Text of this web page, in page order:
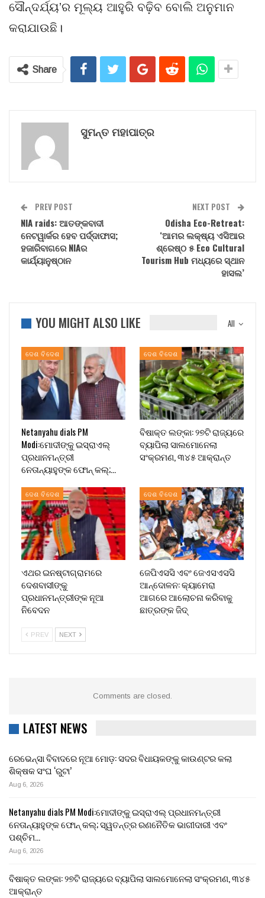
ସୌନ୍ଦର୍ଯ୍ୟ’ର ମୂଲ୍ୟ ଆହୁରି ବଢ଼ିବ ବୋଲି ଅନୁମାନ
କରାଯାଉଛି।
Share
ସୁମନ୍ତ ମହାପାତ୍ର
PREV POST
NIA raids: ଆତଙ୍କବାଦୀ
ନେଟୱାର୍କର ହେବ ପର୍ଦ୍ଦାଫାସ;
ହଜାରିବାଗରେ NIAର
କାର୍ଯ୍ୟାନୁଷ୍ଠାନ
NEXT POST
Odisha Eco-Retreat:
‘ଆମର ଲକ୍ଷ୍ୟ ଏସିଆର
ଶ୍ରେଷ୍ଠ ୫ Eco Cultural
Tourism Hub ମଧ୍ୟରେ ସ୍ଥାନ
ହାସଲ’
All
YOU MIGHT ALSO LIKE
ଦେଶ ବିଦେଶ
Netanyahu dials PM
Modi:ମୋଦୀଙ୍କୁ ଇସ୍ରାଏଲ୍
ପ୍ରଧାନମନ୍ତ୍ରୀ
ନେତାନ୍ୟାହୁଙ୍କ ଫୋନ୍ କଲ୍;…
ଦେଶ ବିଦେଶ
ବିଷାକ୍ତ ଲଙ୍କା: ୨୭ଟି ରାଜ୍ୟରେ
ବ୍ୟାପିଲା ସାଲମୋନେଲା
ସଂକ୍ରମଣ, ୩୪୫ ଆକ୍ରାନ୍ତ
ଦେଶ ବିଦେଶ
ଏଥର ଇନଷ୍ଟାଗ୍ରାମରେ
ଦେଶବାସୀଙ୍କୁ
ପ୍ରଧାନମନ୍ତ୍ରୀଙ୍କ ନୂଆ
ନିବେଦନ
ଦେଶ ବିଦେଶ
ଜେପିଏସସି ଏବଂ ଜେଏସଏସସି
ଆନ୍ଦୋଳନ: କ୍ୟାମେରା
ଆଗରେ ଆଲୋଚନା କରିବାକୁ
ଛାତ୍ରଙ୍କ ଜିଦ୍
PREV NEXT
Comments are closed.
LATEST NEWS
ରେଭେନ୍ସା ବିବାଦରେ ନୂଆ ମୋଡ଼: ସଦର ବିଧାୟକଙ୍କୁ କାଉଣ୍ଟର କଲା
ଶିକ୍ଷକ ସଂଘ ‘ରୁଟା’
Aug 6, 2026
Netanyahu dials PM Modi:ମୋଦୀଙ୍କୁ ଇସ୍ରାଏଲ୍ ପ୍ରଧାନମନ୍ତ୍ରୀ
ନେତାନ୍ୟାହୁଙ୍କ ଫୋନ୍ କଲ୍; ସ୍ୱତନ୍ତ୍ର ରଣନୈତିକ ଭାଗୀଦାରୀ ଏବଂ
ପଶ୍ଚିମ…
Aug 6, 2026
ବିଷାକ୍ତ ଲଙ୍କା: ୨୭ଟି ରାଜ୍ୟରେ ବ୍ୟାପିଲା ସାଲମୋନେଲା ସଂକ୍ରମଣ, ୩୪୫
ଆକ୍ରାନ୍ତ